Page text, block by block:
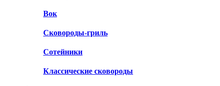
Вок
Сковороды-гриль
Сотейники
Классические сковороды